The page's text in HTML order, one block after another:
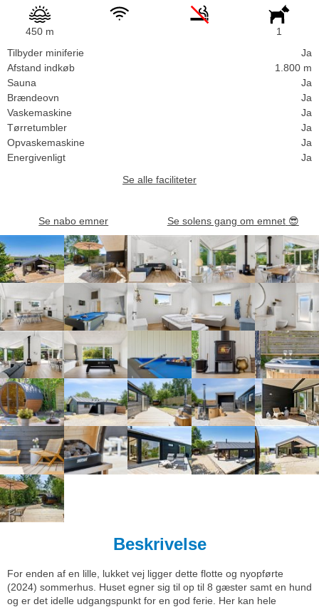
450 m
1
Tilbyder miniferie
Ja
Afstand indkøb
1.800 m
Sauna
Ja
Brændeovn
Ja
Vaskemaskine
Ja
Tørretumbler
Ja
Opvaskemaskine
Ja
Energivenligt
Ja
Se alle faciliteter
Se nabo emner Se solens gang om emnet 😎
Beskrivelse
For enden af en lille, lukket vej ligger dette flotte og nyopførte
(2024) sommerhus. Huset egner sig til op til 8 gæster samt en hund
og er det idelle udgangspunkt for en god ferie. Her kan hele